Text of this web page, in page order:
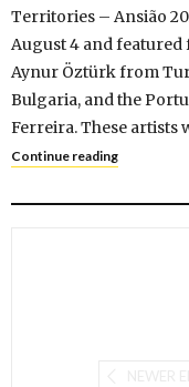
Territories – Ansião
August 4 and
Aynur Öztürk from
Bulgaria, and the
Ferreira. These artists
Continue reading